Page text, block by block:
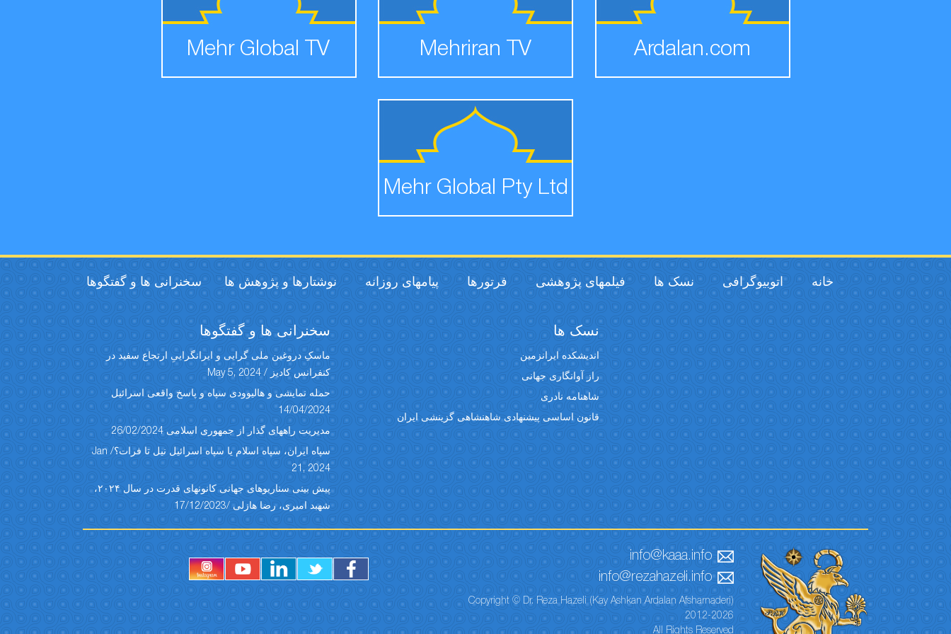
Ardalan.com
Mehriran TV
Mehr Global TV
Mehr Global Pty Ltd
خانه اتوبیوگرافی نسک ها فیلمهای پژوهشی فرتورها پیامهای روزانه نوشتارها و پژوهش ها سخنرانی ها و گفتگوها
نسک ها
اندیشکده ایرانزمین
راز آوانگاری جهانی
شاهنامه نادری
قانون اساسی پیشنهادی شاهنشاهی گزینشی ایران
سخنرانی ها و گفتگوها
ماسکِ دروغین ملی گرایی و ایرانگراییِ ارتجاع سفید در
کنفرانس کادیز / May 5, 2024
حمله نمایشی و هالیوودی سپاه و پاسخ واقعی اسرائیل
14/04/2024
مدیریت راههای گذار از جمهوری اسلامی 26/02/2024
سپاه ایران، سپاه اسلام یا سپاه اسرائیل نیل تا فرات؟/ Jan
21, 2024
پیش بینی سناریوهای جهانی کانونهای قدرت در سال ۲۰۲۴،
شهبد امیری، رضا هازلی /17/12/2023
info@kaaa.info
info@rezahazeli.info
Copyright © Dr. Reza Hazeli (Kay Ashkan Ardalan Afsharnaderi)
2012-2026
All Rights Reserved